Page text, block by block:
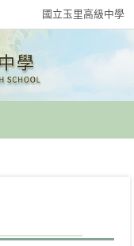
國立玉里高級中學